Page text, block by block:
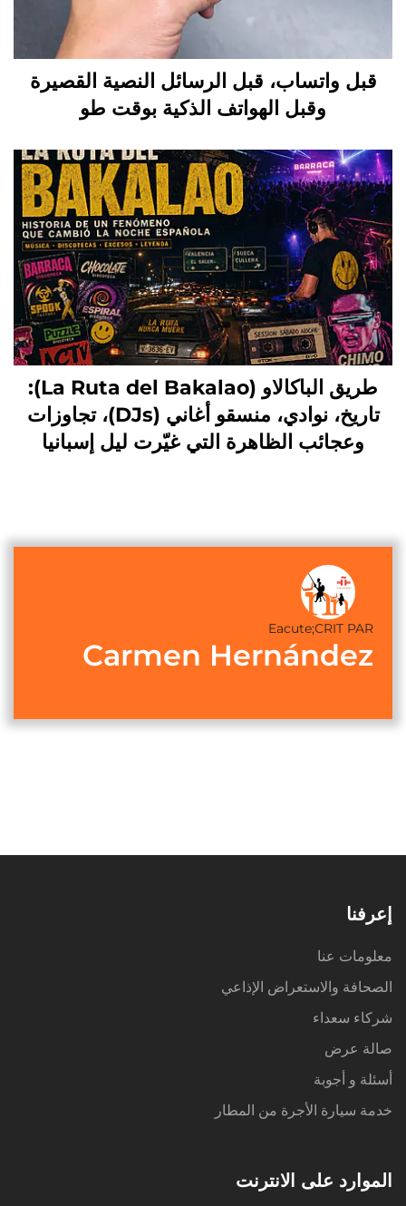
قبل واتساب، قبل الرسائل النصية القصيرة
وقبل الهواتف الذكية بوقت طو
طريق الباكالاو (La Ruta del Bakalao):
تاريخ، نوادي، منسقو أغاني (DJs)، تجاوزات
وعجائب الظاهرة التي غيّرت ليل إسبانيا
Eacute;CRIT PAR
Carmen Hernández
إعرفنا
معلومات عنا
الصحافة والاستعراض الإذاعي
شركاء سعداء
صالة عرض
أسئلة و أجوبة
خدمة سيارة الأجرة من المطار
الموارد على الانترنت